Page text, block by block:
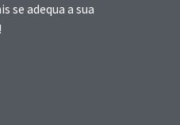
se adequa a sua